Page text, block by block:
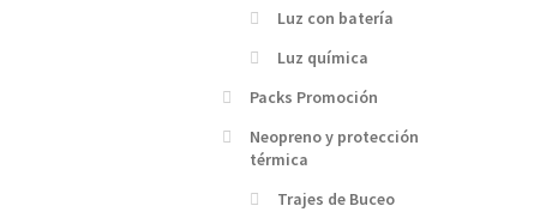
Luz con batería
Luz química
Packs Promoción
Neopreno y protección
térmica
Trajes de Buceo